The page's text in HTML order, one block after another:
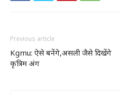
Previous article
Kgmu: ऐसे बनेंगे,असली जैसे दिखेंगे
कृत्रिम अंग